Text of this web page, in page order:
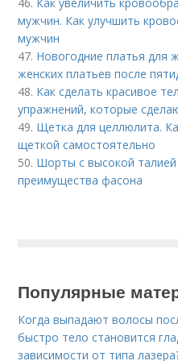
мужчин. Как улучшить
мужчин
47. Новогодние платья для
женских платьев после
48. Как сделать красивое
упражнений, которые
49. Щетка для целлюлита.
щеткой самостоятельно
50. Шорты с высокой
преимущества фасона
Популярные
Когда выпадают волосы
быстро тело становится
зависимости от типа